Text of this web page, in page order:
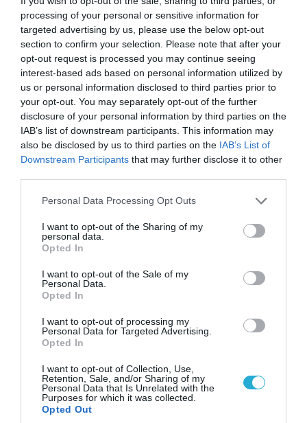
processing of your personal or sensitive information for
targeted advertising by us, please use the below opt-out
section to confirm your selection. Please note that after your
opt-out request is processed you may continue seeing
interest-based ads based on personal information utilized by
us or personal information disclosed to third parties prior to
your opt-out. You may separately opt-out of the further
disclosure of your personal information by third parties on the
IAB’s list of downstream participants. This information may
also be disclosed by us to third parties on the IAB’s List of
Downstream Participants that may further disclose it to other
Please note that this website/app uses one or more Google
not limited to your visit or usage behaviour. You may click to
grant or deny consent to Google and its third-party tags to
use your data for below specified purposes in below Google
consent section.
Personal Data Processing Opt Outs
I want to opt-out of the Sharing of my
personal data.
Opted In
I want to opt-out of the Sale of my
Personal Data.
Opted In
I want to opt-out of processing my
Personal Data for Targeted Advertising.
Opted In
I want to opt-out of Collection, Use,
Retention, Sale, and/or Sharing of my
Personal Data that Is Unrelated with the
Purposes for which it was collected.
Opted Out
Χαμενεΐ
09.08.2026 | 17:02
Η κυβέρνηση έτοιμη να στείλει AH-64D Apache
στα ΗΑΕ για να αντιμετωπίσουν ιρανικά drone